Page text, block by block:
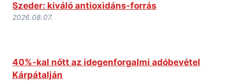
Szeder: kiváló antioxidáns-forrás
2026.08.07.
40%-kal nőtt az idegenforgalmi adóbevétel
Kárpátalján